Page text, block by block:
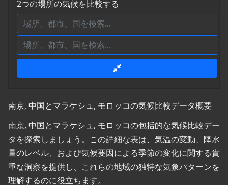
2つの場所の気候を比較する
南京, 中国とマラケシュ, モロッコの気候比較データ概要
南京, 中国とマラケシュ, モロッコの包括的な気候比較デー
タを探索しましょう。この詳細な表は、気温の変動、降水
量のレベル、および気候要因による季節の変化に関する貴
重な洞察を提供し、これらの地域の独特な気象パターンを
理解するのに役立ちます。